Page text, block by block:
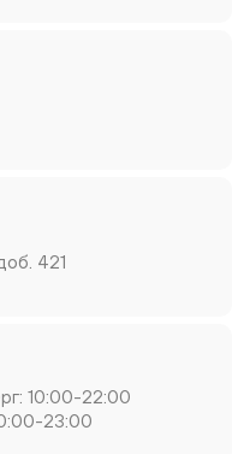
421
10:00-22:00
23:00